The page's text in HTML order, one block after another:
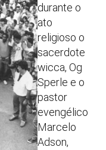
durante o
ato
religioso o
sacerdote
wicca, Og
Sperle e o
pastor
evengélico
Marcelo
Adson,